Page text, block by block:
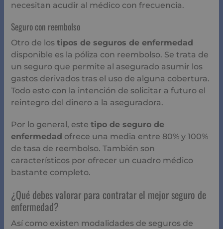
necesitan acudir al médico con frecuencia.
Seguro con reembolso
Otro de los tipos de seguros de enfermedad
disponible es la póliza con reembolso. Se trata de
un seguro que permite al asegurado asumir los
gastos derivados tras el uso de alguna cobertura.
Todo esto con la intención de solicitar a futuro el
reintegro del dinero a la aseguradora.
Por lo general, este tipo de seguro de
enfermedad ofrece una media entre 80% y 100%
de tasa de reembolso. También son
característicos por ofrecer un cuadro médico
bastante completo.
¿Qué debes valorar para contratar el mejor seguro de
enfermedad?
Así como existen modalidades de seguros de